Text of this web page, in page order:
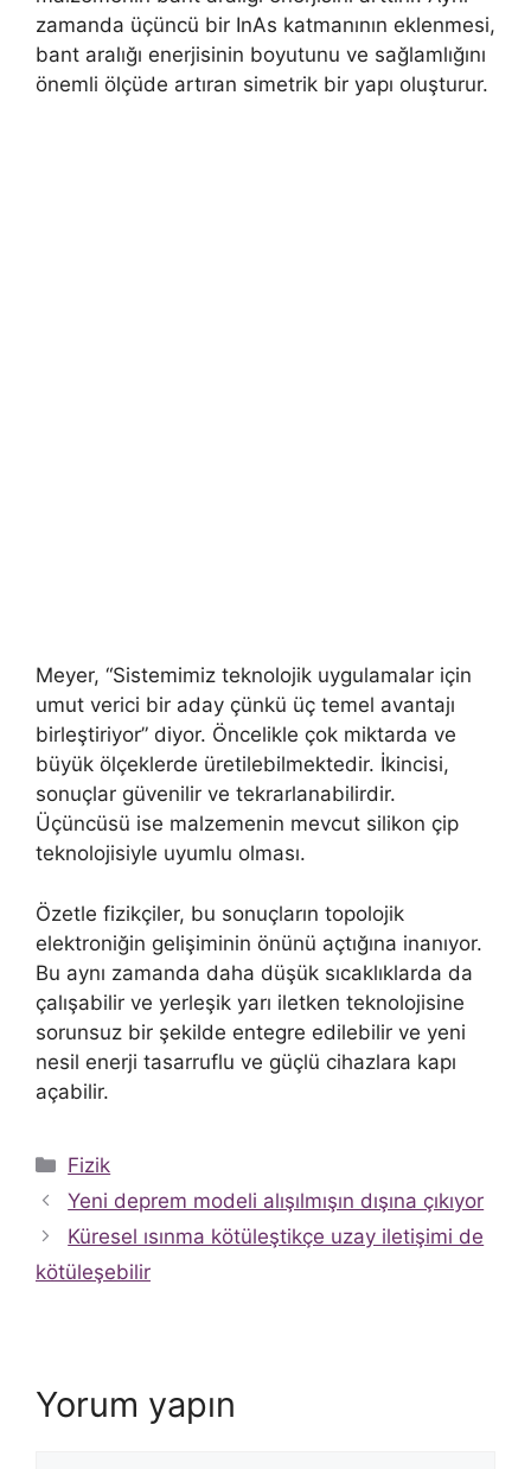
zamanda üçüncü bir InAs katmanının eklenmesi,
bant aralığı enerjisinin boyutunu ve sağlamlığını
önemli ölçüde artıran simetrik bir yapı oluşturur.
Meyer, “Sistemimiz teknolojik uygulamalar için
umut verici bir aday çünkü üç temel avantajı
birleştiriyor” diyor. Öncelikle çok miktarda ve
büyük ölçeklerde üretilebilmektedir. İkincisi,
sonuçlar güvenilir ve tekrarlanabilirdir.
Üçüncüsü ise malzemenin mevcut silikon çip
teknolojisiyle uyumlu olması.
Özetle fizikçiler, bu sonuçların topolojik
elektroniğin gelişiminin önünü açtığına inanıyor.
Bu aynı zamanda daha düşük sıcaklıklarda da
çalışabilir ve yerleşik yarı iletken teknolojisine
sorunsuz bir şekilde entegre edilebilir ve yeni
nesil enerji tasarruflu ve güçlü cihazlara kapı
açabilir.
Kategoriler
Fizik
Yeni deprem modeli alışılmışın dışına çıkıyor
Küresel ısınma kötüleştikçe uzay iletişimi de
kötüleşebilir
Yorum yapın